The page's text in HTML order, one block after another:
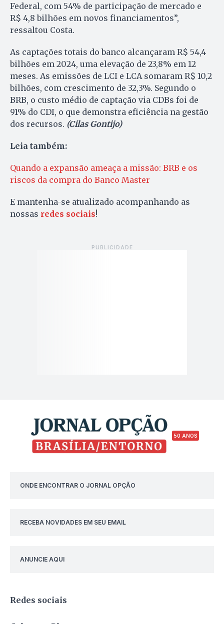
Federal, com 54% de participação de mercado e
R$ 4,8 bilhões em novos financiamentos”,
ressaltou Costa.
As captações totais do banco alcançaram R$ 54,4
bilhões em 2024, uma elevação de 23,8% em 12
meses. As emissões de LCI e LCA somaram R$ 10,2
bilhões, com crescimento de 32,3%. Segundo o
BRB, o custo médio de captação via CDBs foi de
91% do CDI, o que demonstra eficiência na gestão
dos recursos. (Cilas Gontijo)
Leia também:
Quando a expansão ameaça a missão: BRB e os
riscos da compra do Banco Master
E mantenha-se atualizado acompanhando as
nossas redes sociais!
50 ANOS
ONDE ENCONTRAR O JORNAL OPÇÃO
RECEBA NOVIDADES EM SEU EMAIL
ANUNCIE AQUI
Redes sociais